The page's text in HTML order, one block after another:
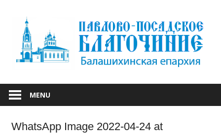
content
ПАВЛОВО-
ПОСАДСКОЕ
MENU
WhatsApp Image 2022-04-24 at